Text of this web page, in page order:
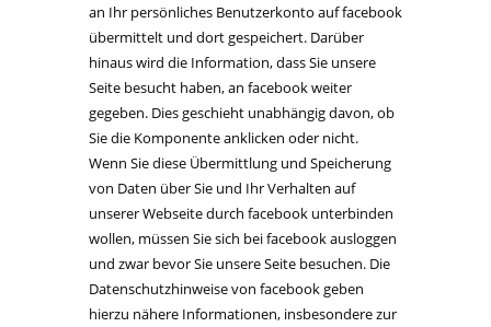
an Ihr persönliches Benutzerkonto auf facebook
übermittelt und dort gespeichert. Darüber
hinaus wird die Information, dass Sie unsere
Seite besucht haben, an facebook weiter
gegeben. Dies geschieht unabhängig davon, ob
Sie die Komponente anklicken oder nicht.
Wenn Sie diese Übermittlung und Speicherung
von Daten über Sie und Ihr Verhalten auf
unserer Webseite durch facebook unterbinden
wollen, müssen Sie sich bei facebook ausloggen
und zwar bevor Sie unsere Seite besuchen. Die
Datenschutzhinweise von facebook geben
hierzu nähere Informationen, insbesondere zur